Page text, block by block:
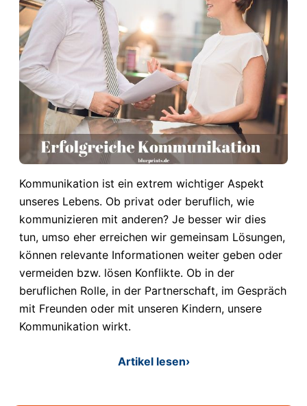
Kommunikation ist ein extrem wichtiger Aspekt
unseres Lebens. Ob privat oder beruflich, wie
kommunizieren mit anderen? Je besser wir dies
tun, umso eher erreichen wir gemeinsam Lösungen,
können relevante Informationen weiter geben oder
vermeiden bzw. lösen Konflikte. Ob in der
beruflichen Rolle, in der Partnerschaft, im Gespräch
mit Freunden oder mit unseren Kindern, unsere
Kommunikation wirkt.
Artikel lesen›